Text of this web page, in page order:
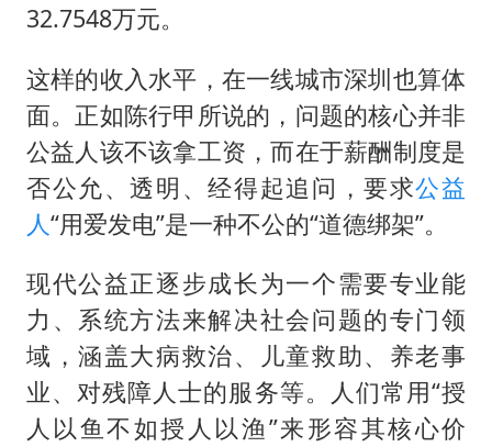
32.7548万元。
这样的收入水平，在一线城市深圳也算体
面。正如陈行甲所说的，问题的核心并非
公益人该不该拿工资，而在于薪酬制度是
否公允、透明、经得起追问，要求公益
人“用爱发电”是一种不公的“道德绑架”。
现代公益正逐步成长为一个需要专业能
力、系统方法来解决社会问题的专门领
域，涵盖大病救治、儿童救助、养老事
业、对残障人士的服务等。人们常用“授
人以鱼不如授人以渔”来形容其核心价